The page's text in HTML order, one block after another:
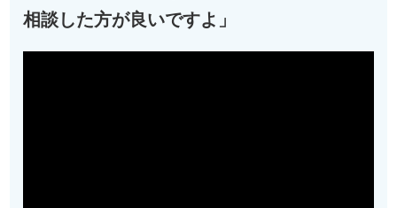
相談した方が良いですよ」